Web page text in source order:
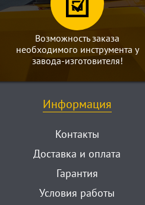
Возможность заказа
необходимого инструмента у
завода-изготовителя!
Информация
Контакты
Доставка и оплата
Гарантия
Условия работы